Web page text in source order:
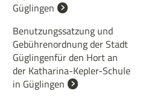
Güglingen
Benutzungssatzung und
Gebührenordnung der Stadt
Güglingenfür den Hort an
der Katharina-Kepler-Schule
in Güglingen